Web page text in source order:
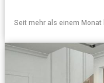
Seit mehr als einem Monat